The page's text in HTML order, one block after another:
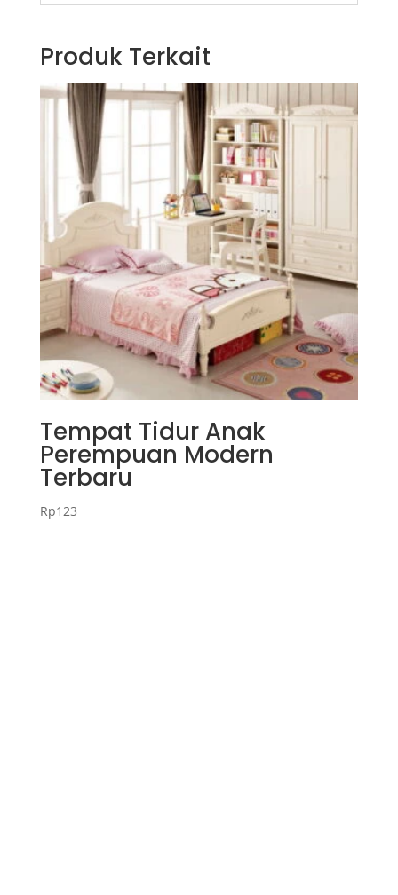
Produk Terkait
Tempat Tidur Anak
Perempuan Modern
Terbaru
Rp123